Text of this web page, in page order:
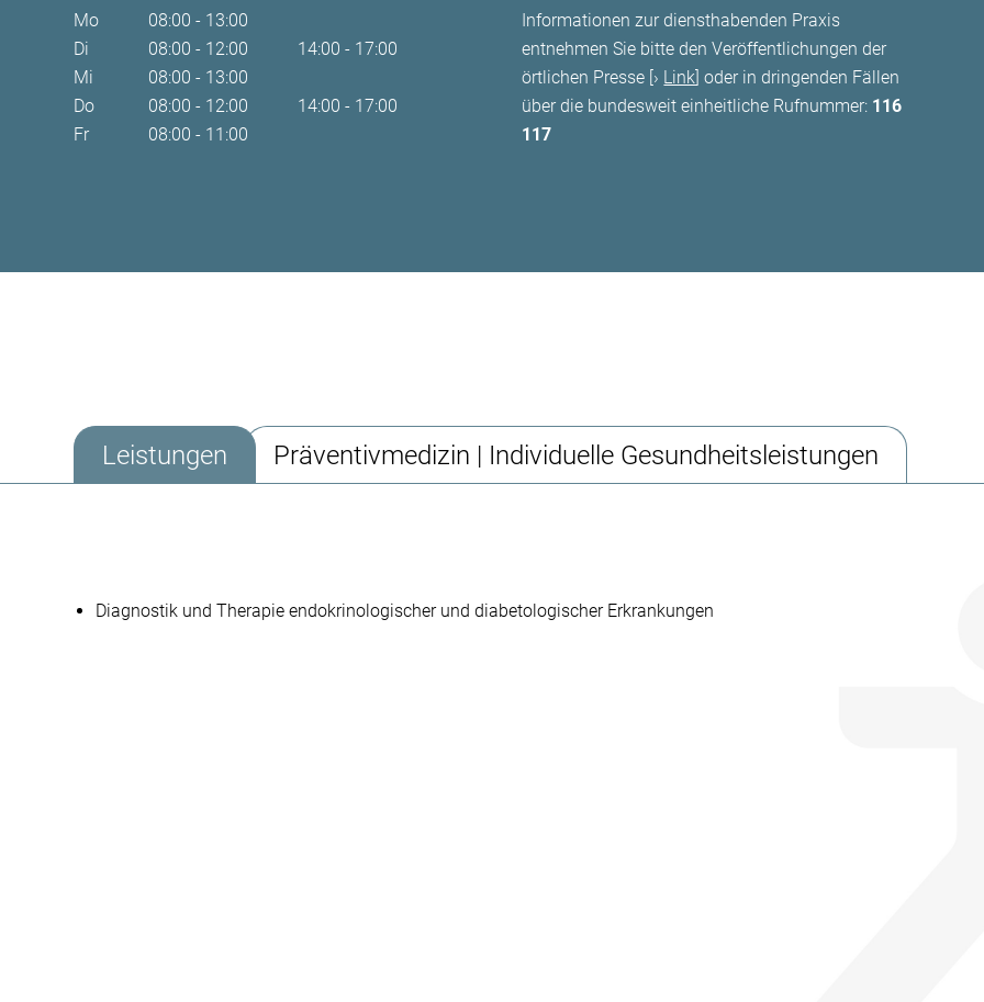
Mo
08:00 - 13:00
Di
08:00 - 12:00
14:00 - 17:00
Mi
08:00 - 13:00
Do
08:00 - 12:00
14:00 - 17:00
Fr
08:00 - 11:00
Informationen zur diensthabenden Praxis
entnehmen Sie bitte den Veröffentlichungen der
örtlichen Presse [ Link] oder in dringenden Fällen
über die bundesweit einheitliche Rufnummer: 116
117
Leistungen Präventivmedizin | Individuelle Gesundheitsleistungen
Diagnostik und Therapie endokrinologischer und diabetologischer Erkrankungen